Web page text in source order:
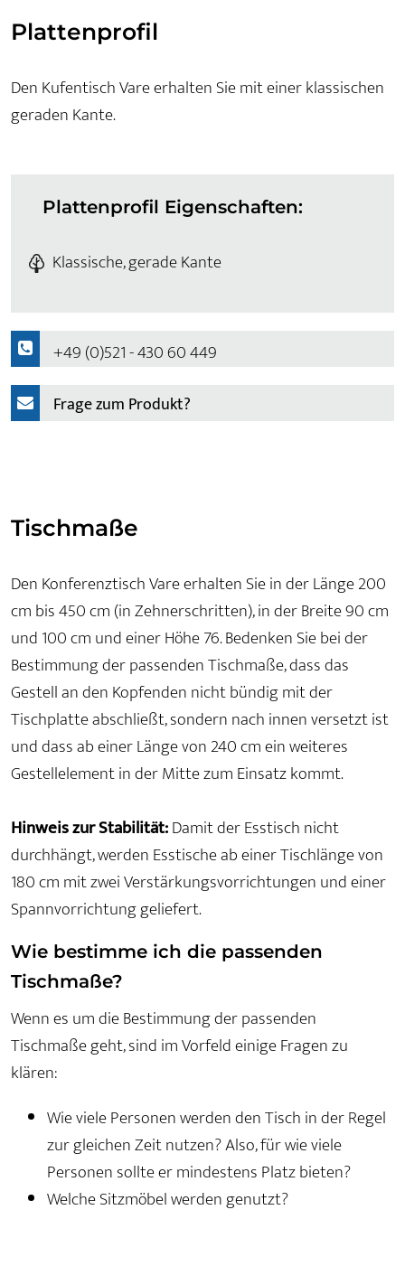
Plattenprofil
Den Kufentisch Vare erhalten Sie mit einer klassischen
geraden Kante.
Plattenprofil Eigenschaften:
Klassische, gerade Kante
+49 (0)521 - 430 60 449
Frage zum Produkt?
Tischmaße
Den Konferenztisch Vare erhalten Sie in der Länge 200
cm bis 450 cm (in Zehnerschritten), in der Breite 90 cm
und 100 cm und einer Höhe 76. Bedenken Sie bei der
Bestimmung der passenden Tischmaße, dass das
Gestell an den Kopfenden nicht bündig mit der
Tischplatte abschließt, sondern nach innen versetzt ist
und dass ab einer Länge von 240 cm ein weiteres
Gestellelement in der Mitte zum Einsatz kommt.
Hinweis zur Stabilität:Damit der Esstisch nicht
durchhängt, werden Esstische ab einer Tischlänge von
180 cm mit zwei Verstärkungsvorrichtungen und einer
Spannvorrichtung geliefert.
Wie bestimme ich die passenden
Tischmaße?
Wenn es um die Bestimmung der passenden
Tischmaße geht, sind im Vorfeld einige Fragen zu
klären:
Wie viele Personen werden den Tisch in der Regel
zur gleichen Zeit nutzen? Also, für wie viele
Personen sollte er mindestens Platz bieten?
Welche Sitzmöbel werden genutzt?